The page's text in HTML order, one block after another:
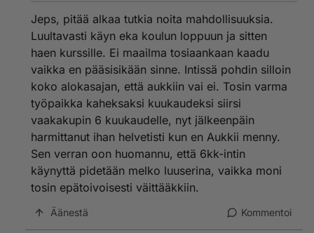
tarkkoja kelpoisuusvaatimuksia tuonne on.
Mahdollisuuksia varmaan parantaa jos osoitat ennen
hakua kiinnostusta ja aktiivisuutta vapaaehtoiseen
maanpuolustukseen käymällä vaikka joillakin MPK ry:n
kursseilla. DI:n paperit nyt eivät ainakaan
mahdollisuuksiasi vähennä saati sitten palvelus
rauhanturvaajissa. Koulutus vaatii kuitenkin jonkin
verran aikaa ja vaivaa eli eivät ne alikessun jämätkään
ihan ilmaiseksi tule.
Kysy lisätietoja oman sotilasläänisi esikunnasta.
Jeps, pitää alkaa tutkia noita mahdollisuuksia.
Luultavasti käyn eka koulun loppuun ja sitten
haen kurssille. Ei maailma tosiaankaan kaadu
vaikka en pääsisikään sinne. Intissä pohdin silloin
koko alokasajan, että aukkiin vai ei. Tosin varma
työpaikka kaheksaksi kuukaudeksi siirsi
vaakakupin 6 kuukaudelle, nyt jälkeenpäin
harmittanut ihan helvetisti kun en Aukkii menny.
Sen verran oon huomannu, että 6kk-intin
käynyttä pidetään melko luuserina, vaikka moni
tosin epätoivoisesti väittääkkiin.
Äänestä Kommentoi